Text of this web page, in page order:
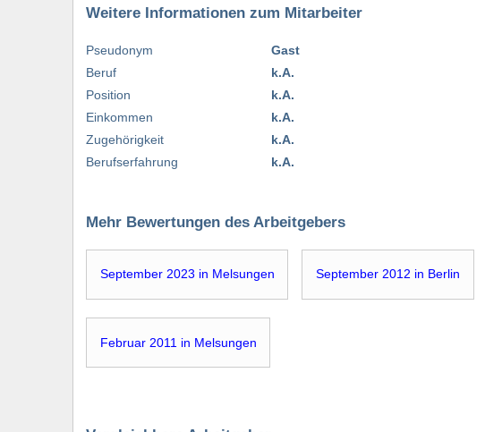
Weitere Informationen zum Mitarbeiter
Pseudonym
Beruf
Position
Einkommen
Zugehörigkeit
Berufserfahrung
Gast
k.A.
k.A.
k.A.
k.A.
k.A.
Mehr Bewertungen des Arbeitgebers
September 2023 in Melsungen September 2012 in Berlin
Februar 2011 in Melsungen